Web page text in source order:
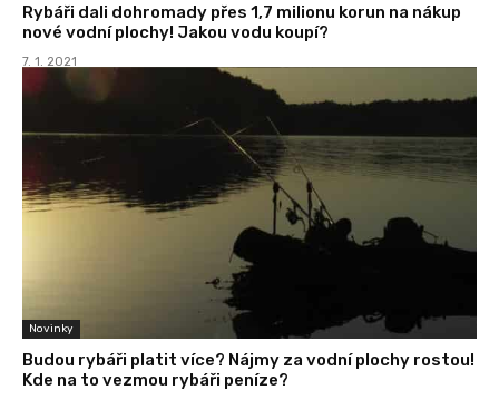
Rybáři dali dohromady přes 1,7 milionu korun na nákup
nové vodní plochy! Jakou vodu koupí?
7. 1. 2021
Novinky
Budou rybáři platit více? Nájmy za vodní plochy rostou!
Kde na to vezmou rybáři peníze?